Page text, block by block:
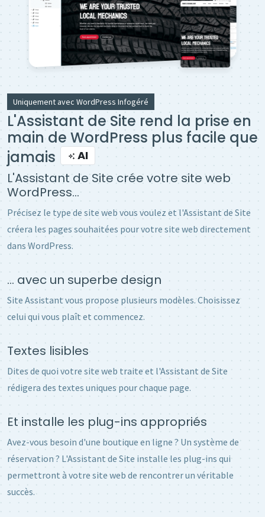
Uniquement avec WordPress Infogéré
L'Assistant de Site rend la prise en
main de WordPress plus facile que
jamais
AI
L'Assistant de Site crée votre site web
WordPress...
Précisez le type de site web vous voulez et l'Assistant de Site
créera les pages souhaitées pour votre site web directement
dans WordPress.
... avec un superbe design
Site Assistant vous propose plusieurs modèles. Choisissez
celui qui vous plaît et commencez.
Textes lisibles
Dites de quoi votre site web traite et l'Assistant de Site
rédigera des textes uniques pour chaque page.
Et installe les plug-ins appropriés
Avez-vous besoin d'une boutique en ligne ? Un système de
réservation ? L'Assistant de Site installe les plug-ins qui
permettront à votre site web de rencontrer un véritable
succès.